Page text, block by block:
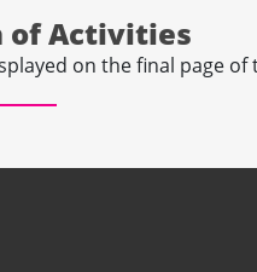
of Activities
on the final page